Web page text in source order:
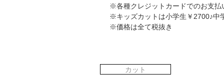
​※各種クレジットカードでのお支
​※キッズカットは小学生￥2700♪中
※価格は全て税抜き
カット